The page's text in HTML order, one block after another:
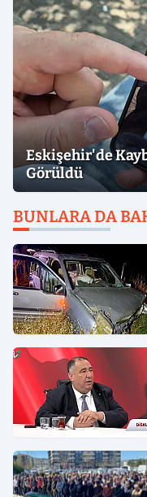
Eskişehir'de
Görüldü
BUNLARA DA